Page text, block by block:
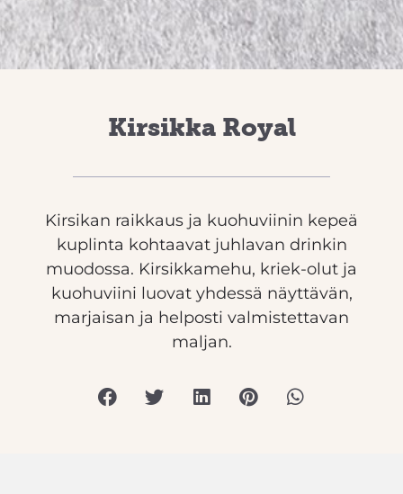
Kirsikka Royal
Kirsikan raikkaus ja kuohuviinin kepeä
kuplinta kohtaavat juhlavan drinkin
muodossa. Kirsikkamehu, kriek-olut ja
kuohuviini luovat yhdessä näyttävän,
marjaisan ja helposti valmistettavan
maljan.